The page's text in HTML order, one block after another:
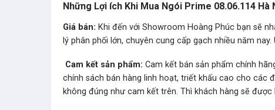
Những Lợi ích Khi Mua Ngói Prime 08.06.114
Giá bán: Khi đến với Showroom Hoàng Phúc bạn sẽ
lý phân phối lớn, chuyên cung cấp gạch nhiều năm
Cam kết sản phẩm: Cam kết bán sản phẩm chính
chính sách bán hàng linh hoạt, triết khấu cao cho các
không đúng như cam kết trên. Thì khách hàng sẽ được